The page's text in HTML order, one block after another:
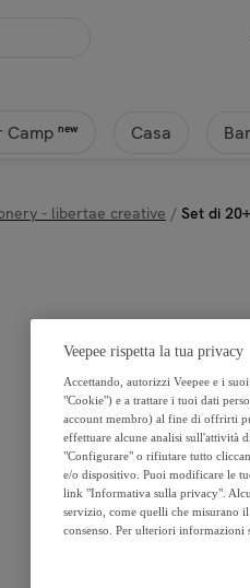
Camp new Casa
- libertae creative / Set di
Veepee rispetta la tua privacy
Accettando, autorizzi Veepee e i
"Cookie") e a trattare i tuoi dati
account membro) al fine di offrirti
effettuare alcune analisi sull'attività
"Configurare" o rifiutare tutto
e/o dispositivo. Puoi modificare le
link "Informativa sulla privacy".
servizio, come quelli che misurano
consenso. Per ulteriori informazioni